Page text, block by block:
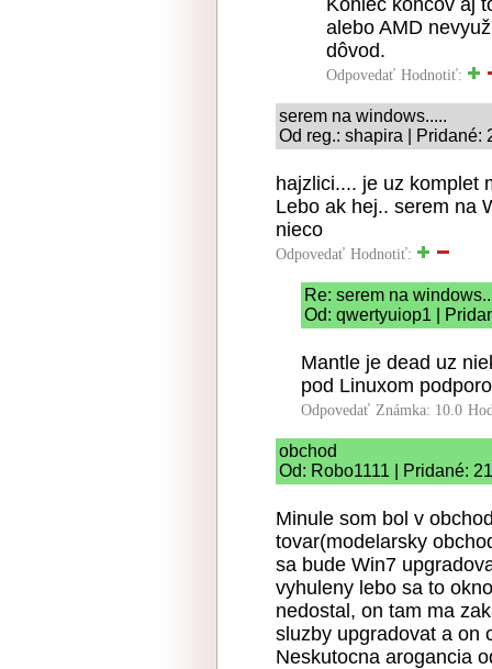
alebo AMD
dôvod.
Odpovedať Hodnotiť:
serem na windows.....
Od reg.: shapira | Pridané:
hajzlici.... je uz komplet
Lebo ak hej.. serem na
nieco
Odpovedať Hodnotiť:
Re: serem na
Od: qwertyuiop1 |
Mantle je dead uz
pod Linuxom
Odpovedať Známka: 10.0
obchod
Od: Robo1111 | Pridané:
Minule som bol v
tovar(modelarsky
sa bude Win7
vyhuleny lebo sa to
nedostal, on tam ma
sluzby upgradovat a on
Neskutocna arogancia